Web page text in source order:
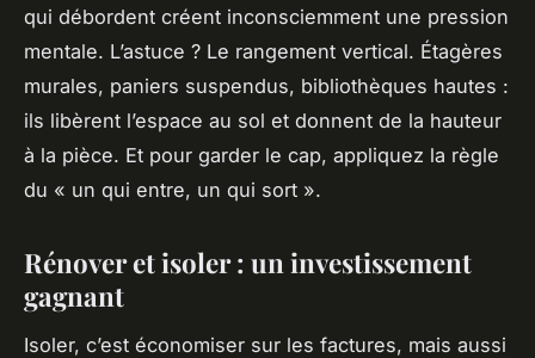
qui débordent créent inconsciemment une pression
mentale. L’astuce ? Le rangement vertical. Étagères
murales, paniers suspendus, bibliothèques hautes :
ils libèrent l’espace au sol et donnent de la hauteur
à la pièce. Et pour garder le cap, appliquez la règle
du « un qui entre, un qui sort ».
Rénover et isoler : un investissement
gagnant
Isoler, c’est économiser sur les factures, mais aussi